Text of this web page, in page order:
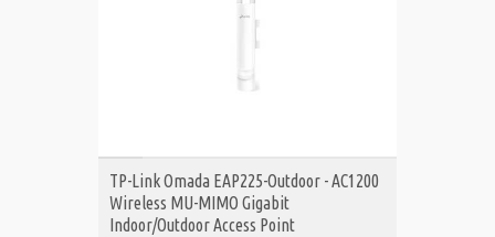
ΑΓΟΡΑ
TP-Link Omada EAP225-Outdoor - AC1200
Wireless MU-MIMO Gigabit
Indoor/Outdoor Access Point